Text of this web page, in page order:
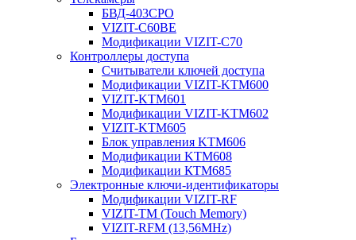
БВД-403СРО
VIZIT-С60BE
Модификации VIZIT-C70
Контроллеры доступа
Считыватели ключей доступа
Модификации VIZIT-KTM600
VIZIT-KTM601
Модификации VIZIT-KTM602
VIZIT-KTM605
Блок управления KTM606
Модификации KTM608
Модификации КТМ685
Электронные ключи-идентификаторы
Модификации VIZIT-RF
VIZIT-TM (Touch Memory)
VIZIT-RFM (13,56MHz)